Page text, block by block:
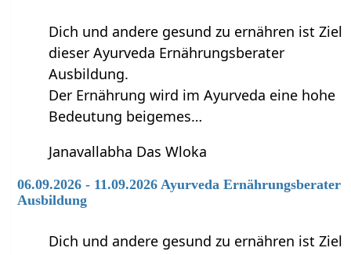
Dich und andere gesund zu ernähren ist Ziel
dieser Ayurveda Ernährungsberater
Ausbildung.
Der Ernährung wird im Ayurveda eine hohe
Bedeutung beigemes…
Janavallabha Das Wloka
06.09.2026 - 11.09.2026 Ayurveda Ernährungsberater
Ausbildung
Dich und andere gesund zu ernähren ist Ziel